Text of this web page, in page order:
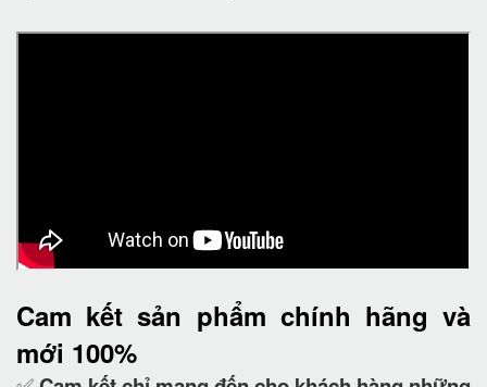
Cam kết sản phẩm chính hãng và
mới 100%